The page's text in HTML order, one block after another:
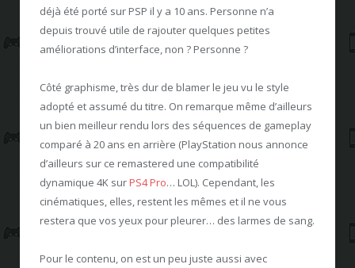
déjà été porté sur PSP il y a 10 ans. Personne n’a
depuis trouvé utile de rajouter quelques petites
améliorations d’interface, non ? Personne ?
Côté graphisme, très dur de blamer le jeu vu le style
adopté et assumé du titre. On remarque même d’ailleurs
un bien meilleur rendu lors des séquences de gameplay
comparé à 20 ans en arrière (PlayStation nous annonce
d’ailleurs sur ce remastered une compatibilité
dynamique 4K surPS4 Pro… LOL). Cependant, les
cinématiques, elles, restent les mêmes et il ne vous
restera que vos yeux pour pleurer… des larmes de sang.
Pour le contenu, on est un peu juste aussi avec